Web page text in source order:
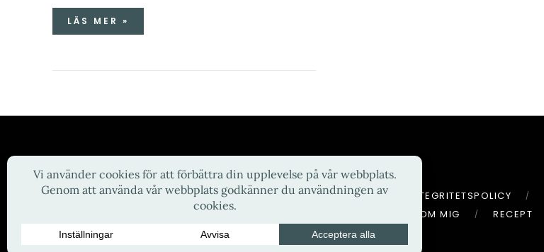
LÄS MER »
Copyright © 2026 Susannes Skafferi
HEM INTEGRITETSPOLICY
OM MIG
RECEPT